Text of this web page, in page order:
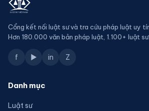
Cổng kết nối luật sư và tra cứu pháp luật uy
Hơn 180.000 văn bản pháp luật, 1.100+ luật
f ▶ in Z
Danh mục
Luật sư